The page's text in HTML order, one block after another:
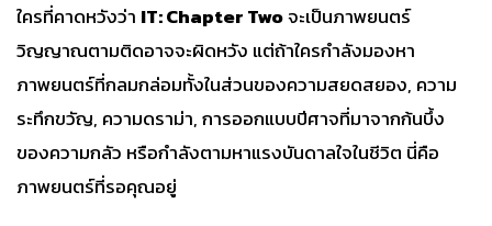
ใครที่คาดหวังว่า IT: Chapter Twoจะเป็นภาพยนตร์
วิญญาณตามติดอาจจะผิดหวัง แต่ถ้าใครกำลังมองหา
ภาพยนตร์ที่กลมกล่อมทั้งในส่วนของความสยดสยอง, ความ
ระทึกขวัญ, ความดราม่า, การออกแบบปีศาจที่มาจากก้นบึ้ง
ของความกลัว หรือกำลังตามหาแรงบันดาลใจในชีวิต นี่คือ
ภาพยนตร์ที่รอคุณอยู่